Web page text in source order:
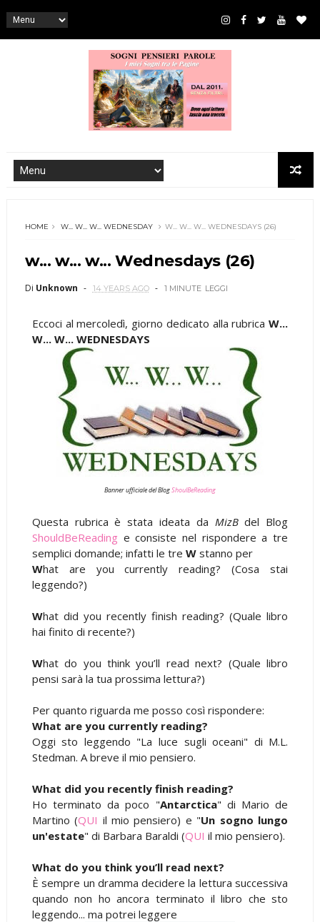
HOME W... W... W... WEDNESDAY W... W... W... WEDNESDAYS (26)
w... w... w... Wednesdays (26)
Di Unknown 14 YEARS AGO 1 MINUTE LEGGI
Eccoci al mercoledì, giorno dedicato alla rubricaW...
W... W... WEDNESDAYS
Banner ufficiale del Blog ShoulBeReading
Questa rubrica è stata ideata da MizBdel Blog
ShouldBeReading e consiste nel rispondere a tre
semplici domande; infatti le tre Wstanno per
What are you currently reading? (Cosa stai
leggendo?)
What did you recently finish reading? (Quale libro
hai finito di recente?)
What do you think you’ll read next? (Quale libro
pensi sarà la tua prossima lettura?)
Per quanto riguarda me posso così rispondere:
What are you currently reading?
Oggi sto leggendo "La luce sugli oceani" di M.L.
Stedman. A breve il mio pensiero.
What did you recently finish reading?
Ho terminato da poco "Antarctica" di Mario de
Martino (QUI il mio pensiero) e "Un sogno lungo
un'estate" di Barbara Baraldi (QUI il mio pensiero).
What do you think you’ll read next?
È sempre un dramma decidere la lettura successiva
quando non ho ancora terminato il libro che sto
leggendo... ma potrei leggere